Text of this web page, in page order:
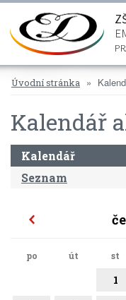
Úvodní stránka
Kalendář
Kalendář
Seznam
po út st
1